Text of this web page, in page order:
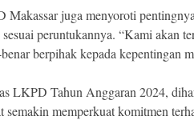
juga menyoroti
peruntukannya. “Kami akan
berpihak kepada kepentingan
LKPD Tahun Anggaran 2024,
memperkuat komitmen